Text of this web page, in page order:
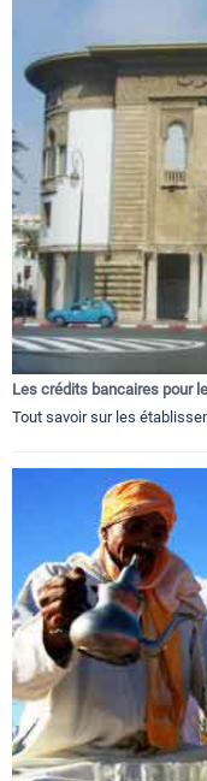
Les crédits bancaires pour
Tout savoir sur les